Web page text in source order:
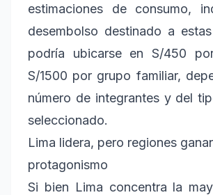
estimaciones de consumo,
desembolso destinado a
podría ubicarse en S/450
S/1500 por grupo familiar,
número de integrantes y del
seleccionado.
Lima lidera, pero regiones
protagonismo
Si bien Lima concentra la